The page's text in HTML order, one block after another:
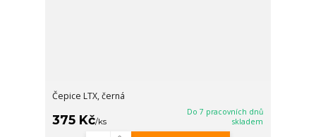
Čepice LTX, černá
375 Kč/ks
Do 7 pracovních dnů
skladem